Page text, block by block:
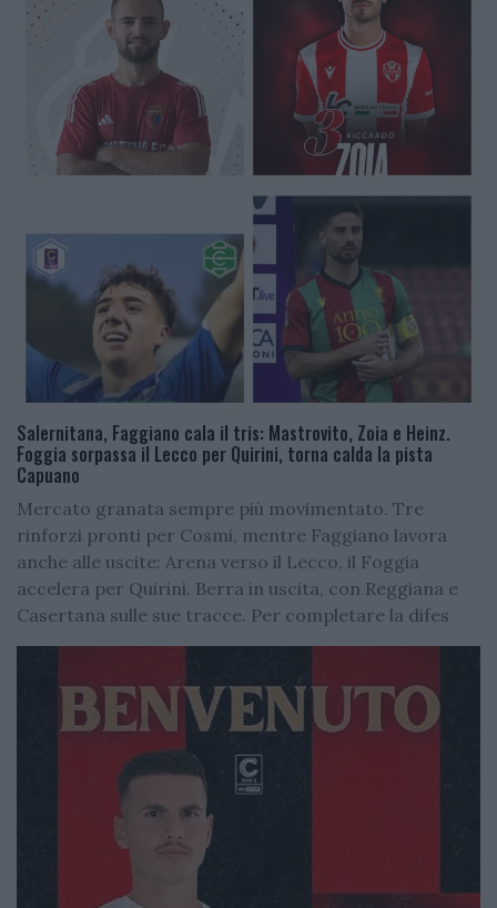
Salernitana, Faggiano cala il tris: Mastrovito, Zoia e Heinz.
Foggia sorpassa il Lecco per Quirini, torna calda la pista
Capuano
Mercato granata sempre più movimentato. Tre
rinforzi pronti per Cosmi, mentre Faggiano lavora
anche alle uscite: Arena verso il Lecco, il Foggia
accelera per Quirini. Berra in uscita, con Reggiana e
Casertana sulle sue tracce. Per completare la difes